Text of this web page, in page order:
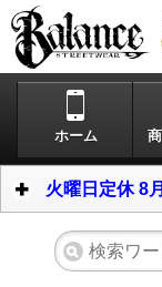
ホーム
火曜日定休 8